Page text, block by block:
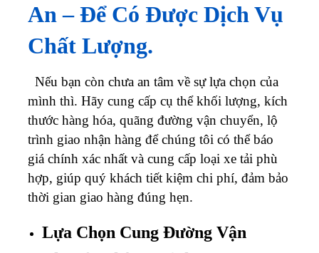
An – Để Có Được Dịch Vụ
Chất Lượng.
Nếu bạn còn chưa an tâm về sự lựa chọn của
mình thì. Hãy cung cấp cụ thể khối lượng, kích
thước hàng hóa, quãng đường vận chuyển, lộ
trình giao nhận hàng để chúng tôi có thể báo
giá chính xác nhất và cung cấp loại xe tải phù
hợp, giúp quý khách tiết kiệm chi phí, đảm bảo
thời gian giao hàng đúng hẹn.
Lựa Chọn Cung Đường Vận